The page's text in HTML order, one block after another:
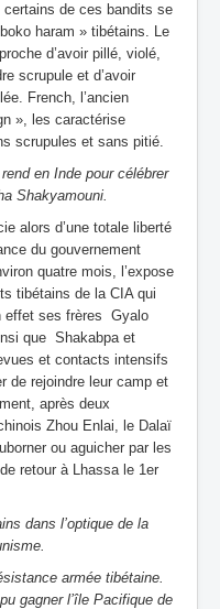
certains de ces bandits se
haram » tibétains. Le
d’avoir pillé, violé,
scrupule et d’avoir
French, l’ancien
», les caractérise
scrupules et sans pitié.
en Inde pour célébrer
Shakyamouni.
alors d’une totale liberté
du gouvernement
quatre mois, l’expose
tibétains de la CIA qui
effet ses frères Gyalo
que Shakabpa et
et contacts intensifs
de rejoindre leur camp et
après deux
Zhou Enlai, le Dalaï
ou aguicher par les
retour à Lhassa le 1er
dans l’optique de la
armée tibétaine.
gagner l’île Pacifique de